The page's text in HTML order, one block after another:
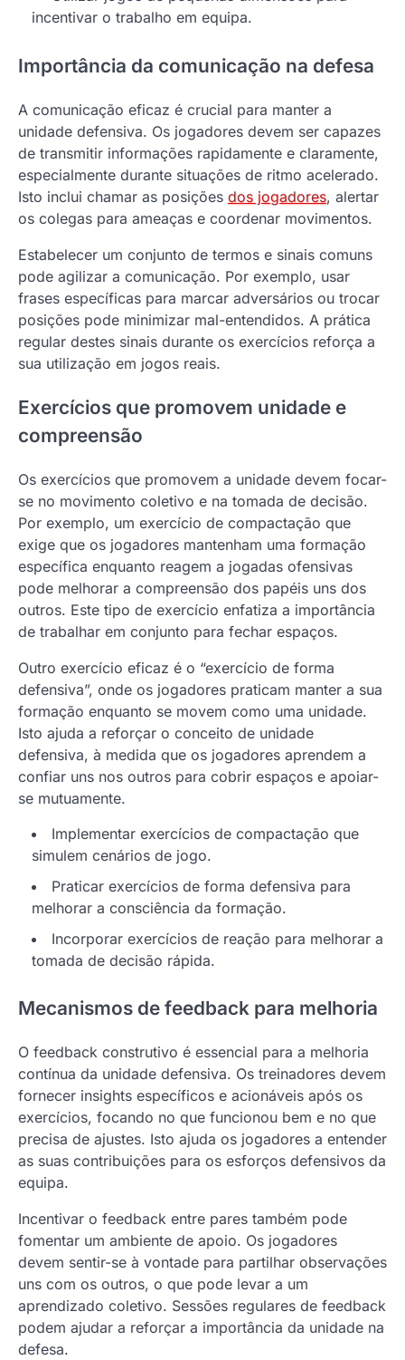
incentivar o trabalho em equipa.
Importância da comunicação na defesa
A comunicação eficaz é crucial para manter a
unidade defensiva. Os jogadores devem ser capazes
de transmitir informações rapidamente e claramente,
especialmente durante situações de ritmo acelerado.
Isto inclui chamar as posições dos jogadores, alertar
os colegas para ameaças e coordenar movimentos.
Estabelecer um conjunto de termos e sinais comuns
pode agilizar a comunicação. Por exemplo, usar
frases específicas para marcar adversários ou trocar
posições pode minimizar mal-entendidos. A prática
regular destes sinais durante os exercícios reforça a
sua utilização em jogos reais.
Exercícios que promovem unidade e
compreensão
Os exercícios que promovem a unidade devem focar-
se no movimento coletivo e na tomada de decisão.
Por exemplo, um exercício de compactação que
exige que os jogadores mantenham uma formação
específica enquanto reagem a jogadas ofensivas
pode melhorar a compreensão dos papéis uns dos
outros. Este tipo de exercício enfatiza a importância
de trabalhar em conjunto para fechar espaços.
Outro exercício eficaz é o “exercício de forma
defensiva”, onde os jogadores praticam manter a sua
formação enquanto se movem como uma unidade.
Isto ajuda a reforçar o conceito de unidade
defensiva, à medida que os jogadores aprendem a
confiar uns nos outros para cobrir espaços e apoiar-
se mutuamente.
Implementar exercícios de compactação que
simulem cenários de jogo.
Praticar exercícios de forma defensiva para
melhorar a consciência da formação.
Incorporar exercícios de reação para melhorar a
tomada de decisão rápida.
Mecanismos de feedback para melhoria
O feedback construtivo é essencial para a melhoria
contínua da unidade defensiva. Os treinadores devem
fornecer insights específicos e acionáveis após os
exercícios, focando no que funcionou bem e no que
precisa de ajustes. Isto ajuda os jogadores a entender
as suas contribuições para os esforços defensivos da
equipa.
Incentivar o feedback entre pares também pode
fomentar um ambiente de apoio. Os jogadores
devem sentir-se à vontade para partilhar observações
uns com os outros, o que pode levar a um
aprendizado coletivo. Sessões regulares de feedback
podem ajudar a reforçar a importância da unidade na
defesa.